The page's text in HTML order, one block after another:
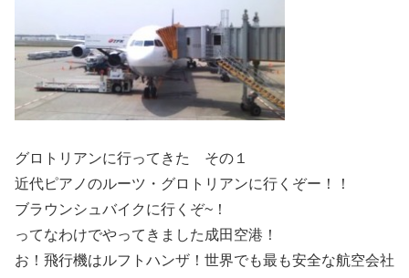
グロトリアンに行ってきた その１
近代ピアノのルーツ・グロトリアンに行くぞー！！
ブラウンシュバイクに行くぞ~！
ってなわけでやってきました成田空港！
お！飛行機はルフトハンザ！世界でも最も安全な航空会社